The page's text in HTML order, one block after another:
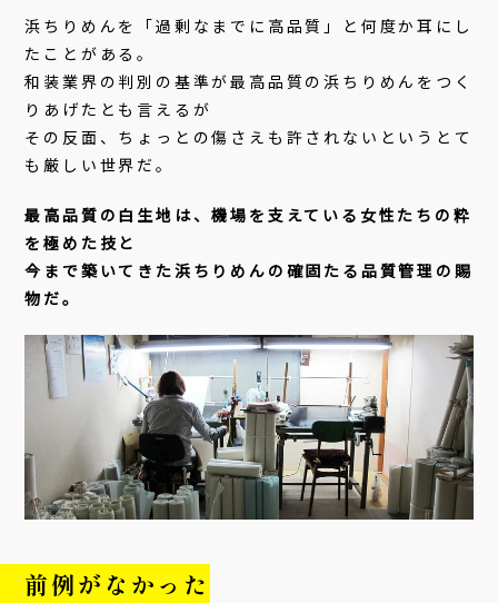
浜ちりめんを「過剰なまでに高品質」と何度か耳にし
たことがある。
和装業界の判別の基準が最高品質の浜ちりめんをつく
りあげたとも言えるが
その反面、ちょっとの傷さえも許されないというとて
も厳しい世界だ。
最高品質の白生地は、機場を支えている女性たちの粋
を極めた技と
今まで築いてきた浜ちりめんの確固たる品質管理の賜
物だ。
前例がなかった